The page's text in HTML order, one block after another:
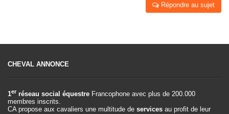
Répondre au sujet
CHEVAL ANNONCE
1er réseau social équestre Francophone avec plus de 200.000
membres inscrits.
CA propose aux cavaliers une multitude de services au profit de leur